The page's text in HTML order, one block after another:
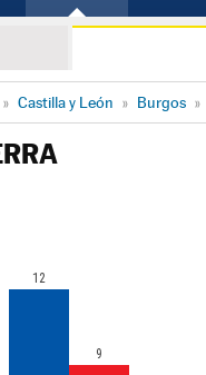
» Castilla y León » Burgos »
12
9